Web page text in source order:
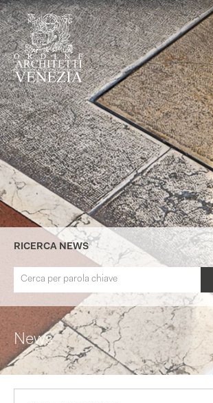
RICERCA NEWS
News